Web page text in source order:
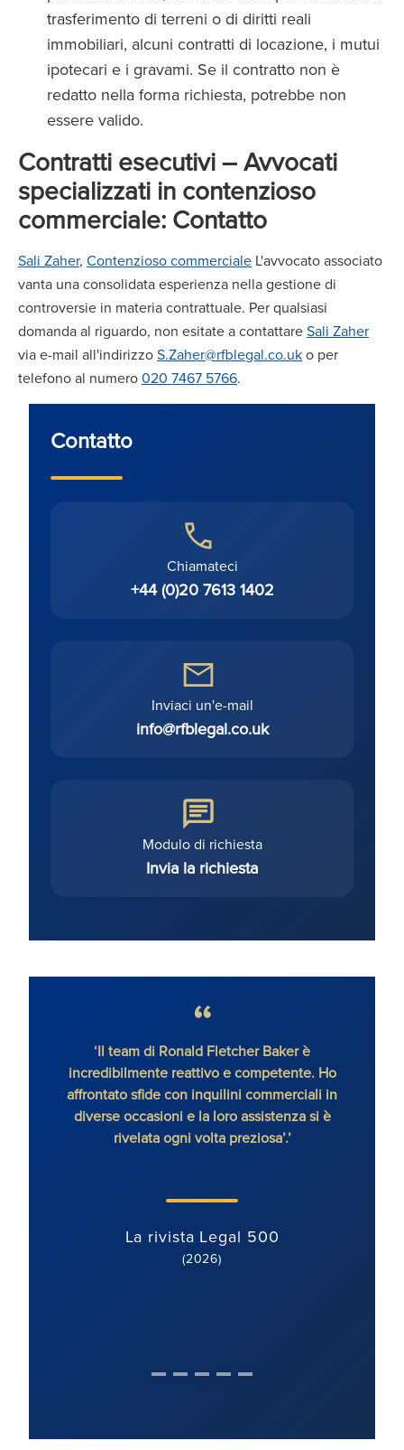
trasferimento di terreni o di diritti reali
immobiliari, alcuni contratti di locazione, i mutui
ipotecari e i gravami. Se il contratto non è
redatto nella forma richiesta, potrebbe non
essere valido.
Contratti esecutivi – Avvocati
specializzati in contenzioso
commerciale: Contatto
Sali Zaher, Contenzioso commerciale L'avvocato associato
vanta una consolidata esperienza nella gestione di
controversie in materia contrattuale. Per qualsiasi
domanda al riguardo, non esitate a contattareSali Zaher
via e-mail all'indirizzoS.Zaher@rfblegal.co.uko per
telefono al numero020 7467 5766.
Contatto
Chiamateci
+44 (0)20 7613 1402
Inviaci un'e-mail
info@rfblegal.co.uk
Modulo di richiesta
Invia la richiesta
‘Il team di Ronald Fletcher Baker è
incredibilmente reattivo e competente. Ho
affrontato sfide con inquilini commerciali in
diverse occasioni e la loro assistenza si è
rivelata ogni volta preziosa’.’
La rivista Legal 500
(2026)